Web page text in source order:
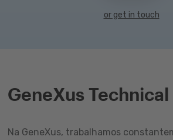
or get in touch
GeneXus
Na GeneXus, trabalhamos